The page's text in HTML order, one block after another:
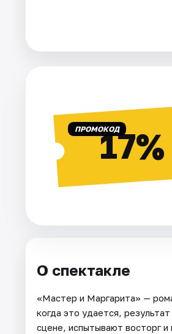
ПРОМОКОД17%
О спектакле
«Мастер и Маргарита» —
когда это удается,
сцене, испытывают восторг